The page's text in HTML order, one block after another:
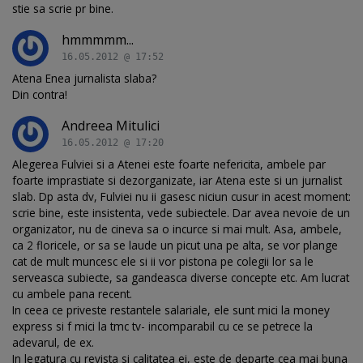
stie sa scrie pr bine.
hmmmmm...
16.05.2012 @ 17:52
Atena Enea jurnalista slaba?
Din contra!
Andreea Mitulici
16.05.2012 @ 17:20
Alegerea Fulviei si a Atenei este foarte nefericita, ambele par
foarte imprastiate si dezorganizate, iar Atena este si un jurnalist
slab. Dp asta dv, Fulviei nu ii gasesc niciun cusur in acest moment:
scrie bine, este insistenta, vede subiectele. Dar avea nevoie de un
organizator, nu de cineva sa o incurce si mai mult. Asa, ambele,
ca 2 floricele, or sa se laude un picut una pe alta, se vor plange
cat de mult muncesc ele si ii vor pistona pe colegii lor sa le
serveasca subiecte, sa gandeasca diverse concepte etc. Am lucrat
cu ambele pana recent.
In ceea ce priveste restantele salariale, ele sunt mici la money
express si f mici la tmc tv- incomparabil cu ce se petrece la
adevarul, de ex.
In legatura cu revista si calitatea ei, este de departe cea mai buna